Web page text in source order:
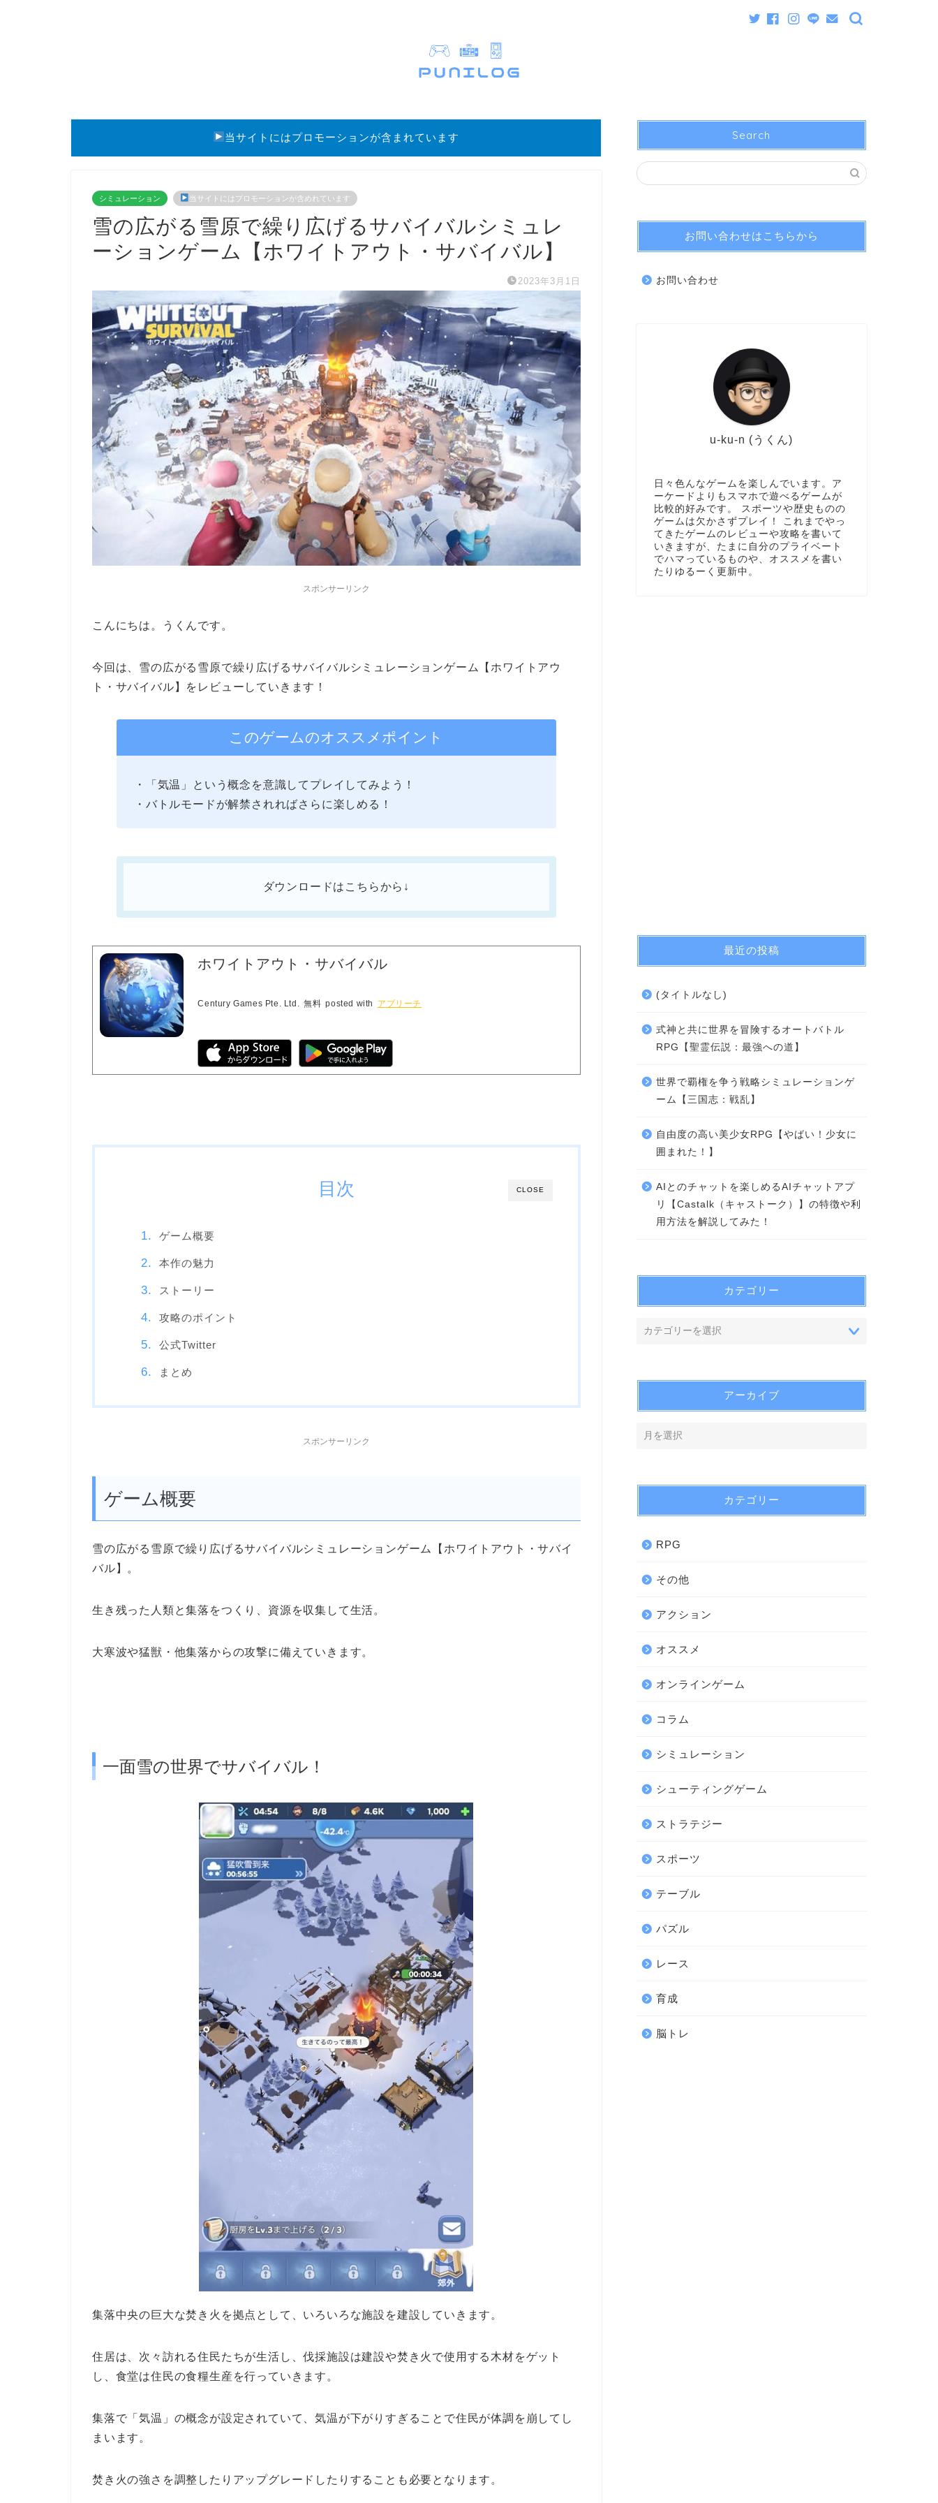
当サイトにはプロモーションが含まれています
シミュレーション 当サイトにはプロモーションが含めれています
雪の広がる雪原で繰り広げるサバイバルシミュレ
ーションゲーム【ホワイトアウト・サバイバル】
2023年3月1日
スポンサーリンク
こんにちは。うくんです。
今回は、雪の広がる雪原で繰り広げるサバイバルシミュレーションゲーム
【ホワイトアウ
ト・サバイバル】 をレビューしていきます！
このゲームのオススメポイント
・「気温」という概念を意識してプレイしてみよう！
・バトルモードが解禁されればさらに楽しめる！
ダウンロードはこちらから↓
ホワイトアウト・サバイバル
Century Games Pte. Ltd. 無料 posted with アプリーチ
CLOSE
目次
ゲーム概要
本作の魅力
ストーリー
攻略のポイント
公式Twitter
まとめ
スポンサーリンク
ゲーム概要
雪の広がる雪原で繰り広げるサバイバルシミュレーションゲーム
【ホワイトアウト・サバイ
バル】 。
生き残った人類と集落をつくり、資源を収集して生活。
大寒波や猛獣・ 他集落からの攻撃に備えていきます。
一面雪の世界でサバイバル！
集落中央の巨大な焚き火 を拠点として、いろいろな施設を建設していきます。
住居は、次々訪れる住民たちが生活し 、伐採施設は建設や焚き火で使用する木材をゲット
し、食堂は住民の食糧生産を行っていきます。
集落で「気温」 の概念が設定されていて、気温が下がりすぎることで住民が体調を崩してし
まいます。
焚き火の強さを調整したりアップグレードしたりすることも必要となります。
Search
お問い合わせはこちらから
お問い合わせ
u-ku-n (うくん)
日々色んなゲームを楽しんでいます。ア
ーケードよりもスマホで遊べるゲームが
比較的好みです。 スポーツや歴史ものの
ゲームは欠かさずプレイ！ これまでやっ
てきたゲームのレビューや攻略を書いて
いきますが、たまに自分のプライベート
でハマっているものや、オススメを書い
たりゆるーく更新中。
最近の投稿
(タイトルなし)
式神と共に世界を冒険するオートバトル
RPG【聖霊伝説：最強への道】
世界で覇権を争う戦略シミュレーションゲ
ーム【三国志：戦乱】
自由度の高い美少女RPG【やばい！少女に
囲まれた！】
AIとのチャットを楽しめるAIチャットアプ
リ【Castalk（キャストーク）】の特徴や利
用方法を解説してみた！
カテゴリー
アーカイブ
カテゴリー
RPG
その他
アクション
オススメ
オンラインゲーム
コラム
シミュレーション
シューティングゲーム
ストラテジー
スポーツ
テーブル
パズル
レース
育成
脳トレ